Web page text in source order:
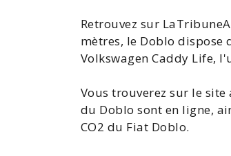
Retrouvez sur
mètres, le Doblo dispose
Volkswagen Caddy Life,
Vous trouverez sur le
du Doblo sont en ligne,
CO2 du Fiat Doblo.